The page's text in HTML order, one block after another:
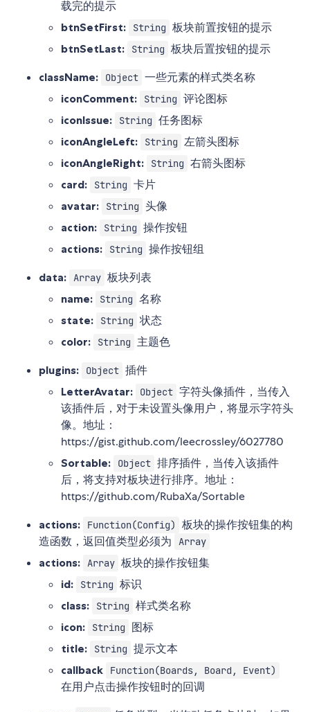
载完的提示
btnSetFirst: String 板块前置按钮的提示
btnSetLast: String 板块后置按钮的提示
className: Object 一些元素的样式类名称
iconComment: String 评论图标
iconIssue: String 任务图标
iconAngleLeft: String 左箭头图标
iconAngleRight: String 右箭头图标
card: String 卡片
avatar: String 头像
action: String 操作按钮
actions: String 操作按钮组
data: Array 板块列表
name: String 名称
state: String 状态
color: String 主题色
plugins: Object 插件
LetterAvatar: Object 字符头像插件，当传入
该插件后，对于未设置头像用户，将显示字符头
像。地址：
https://gist.github.com/leecrossley/6027780
Sortable: Object 排序插件，当传入该插件
后，将支持对板块进行排序。地址：
https://github.com/RubaXa/Sortable
actions: Function(Config)
板块的操作按钮集的构
造函数，返回值类型必须为
Array
actions: Array 板块的操作按钮集
id: String 标识
class: String 样式类名称
icon: String 图标
title: String 提示文本
callback Function(Boards, Board, Event)
在用户点击操作按钮时的回调